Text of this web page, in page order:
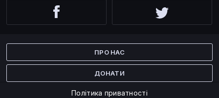
ПРО НАС
ДОНАТИ
Політика приватності